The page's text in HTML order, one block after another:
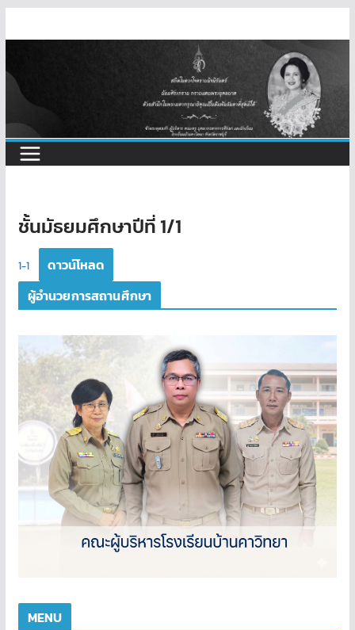
to
ชั้นมัธยมศึกษาปีที่ 1/1
1-1
ดาวน์โหลด
ผู้อำนวยการสถานศึกษา
MENU